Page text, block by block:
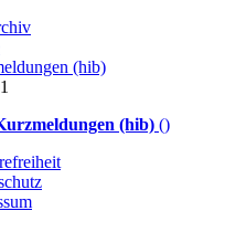
(hib)
(hib) ()